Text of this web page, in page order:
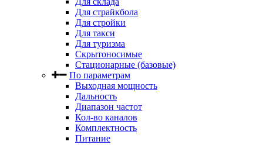
Для страйкбола
Для стройки
Для такси
Для туризма
Скрытоносимые
Стационарные (базовые)
По параметрам
Выходная мощность
Дальность
Диапазон частот
Кол-во каналов
Комплектность
Питание